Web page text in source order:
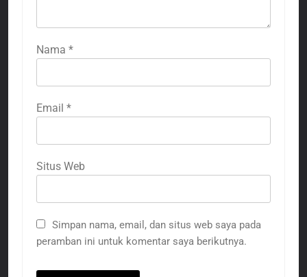
Nama *
Email *
Situs Web
Simpan nama, email, dan situs web saya pada
peramban ini untuk komentar saya berikutnya.